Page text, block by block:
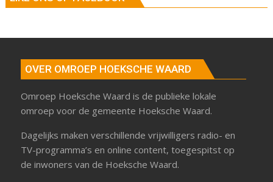
OVER OMROEP HOEKSCHE WAARD
Omroep Hoeksche Waard is de publieke lokale
omroep voor de gemeente Hoeksche Waard.
Dagelijks maken verschillende vrijwilligers radio- en
TV-programma’s en online content, toegespitst op
de inwoners van de Hoeksche Waard.